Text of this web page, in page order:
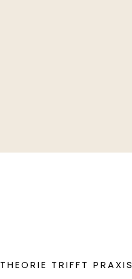
THEORIE TRIFFT PRAXIS